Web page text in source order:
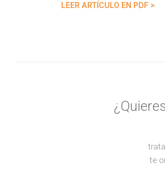
LEER ARTÍCULO EN PDF >
te